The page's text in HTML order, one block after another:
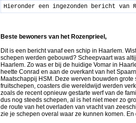
Hieronder een ingezonden bericht van
Beste bewoners van het Rozenprieel,
Dit is een bericht vanaf een schip in Haarlem.
schepen werden gebouwd? Scheepvaart was
Haarlem. Zo was er bij de huidige Vomar in
heette Conrad en aan de overkant van het
Maatschappij HSM. Deze werven bouwden
fruitschepen, coasters die wereldwijd werden
zoals de recent opnieuw gestarte werf van de
dus nog steeds schepen, al is het niet meer zo
de route van het overladen van vracht van
zie je schepen overal waar ze kunnen komen. En